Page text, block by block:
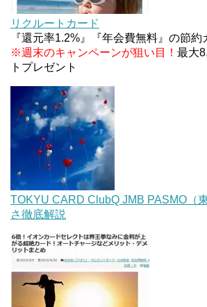
マイナンバーカードの点字って
リクルートカード
『還元率1.2%』『年会費無料』の節約
※週末のキャンペーンが狙い目！ 最大
トプレゼント
TOKYU CARD ClubQ JMB PASMO（
さ徹底解説